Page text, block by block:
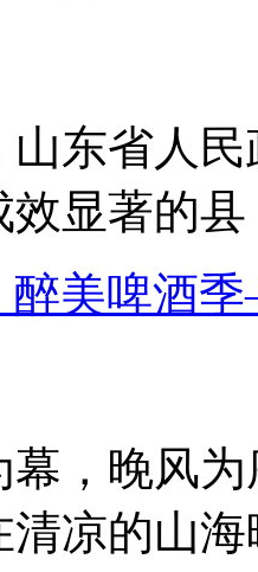
省人民
效显著的
醉美啤酒
晚风为
清凉的山